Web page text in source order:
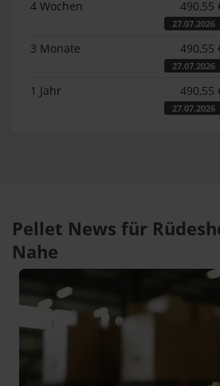
4 Wochen
490,55
27.07.2026
3 Monate 490,55
27.07.2026
1 Jahr 490,55
27.07.2026
Pellet News für
Nahe